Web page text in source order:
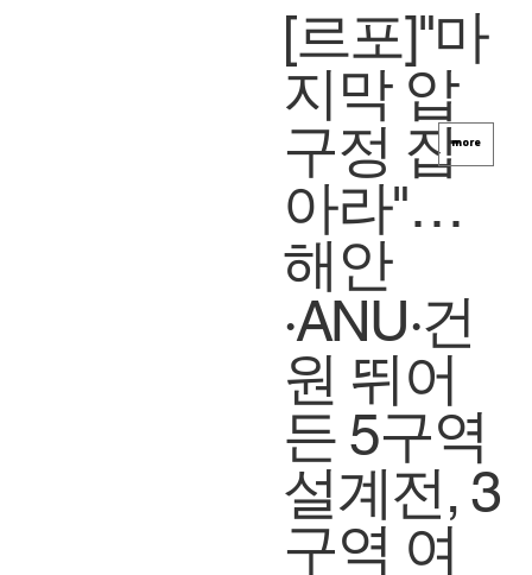
[르포]"마
지막 압
구정 잡
아라"…
해안
·ANU·건
원 뛰어
든 5구역
설계전, 3
구역 여
more